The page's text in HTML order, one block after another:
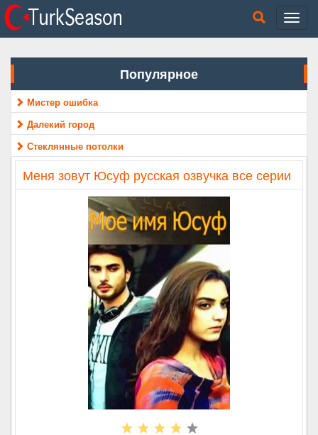
Популярное
Мистер ошибка
Далекий город
Стеклянные потолки
Меня зовут Юсуф русская озвучка все серии